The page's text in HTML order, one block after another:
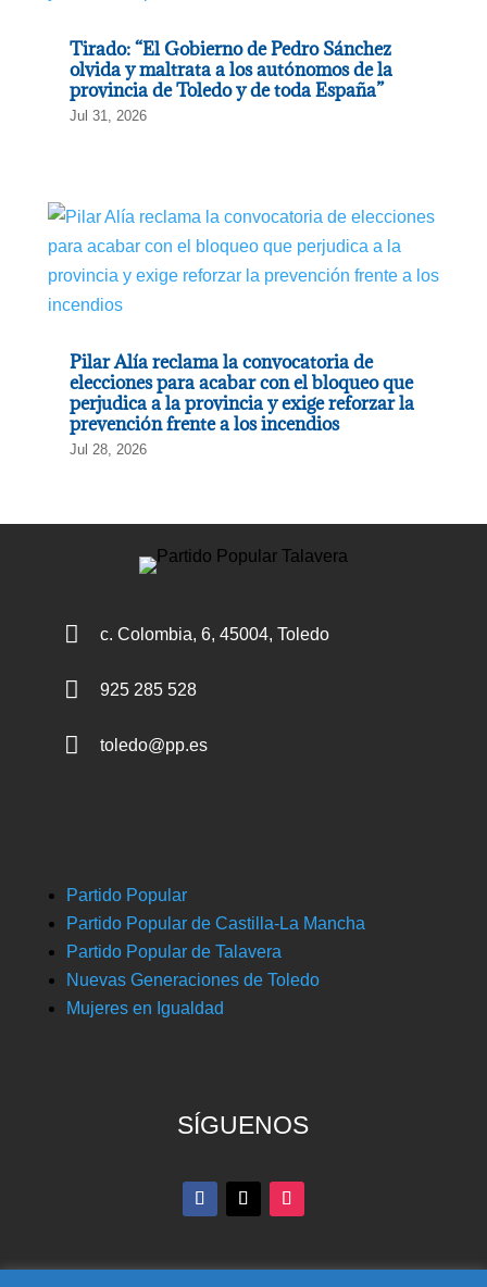
Tirado: “El Gobierno de Pedro Sánchez
olvida y maltrata a los autónomos de la
provincia de Toledo y de toda España”
Jul 31, 2026
Pilar Alía reclama la convocatoria de
elecciones para acabar con el bloqueo que
perjudica a la provincia y exige reforzar la
prevención frente a los incendios
Jul 28, 2026
 c. Colombia, 6, 45004, Toledo
 925 285 528
 toledo@pp.es
Partido Popular
Partido Popular de Castilla-La Mancha
Partido Popular de Talavera
Nuevas Generaciones de Toledo
Mujeres en Igualdad
SÍGUENOS